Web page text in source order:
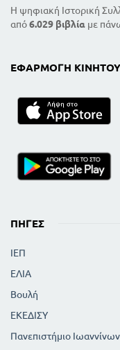
Η ψηφιακή Ιστορική
από6.029 βιβλία με
ΕΦΑΡΜΟΓΉ ΚΙΝΗΤΟΎ
ΠΗΓΈΣ
ΙΕΠ
ΕΛΙΑ
Βουλή
ΕΚΕΔΙΣΥ
Πανεπιστήμιο Ιωαννίνων